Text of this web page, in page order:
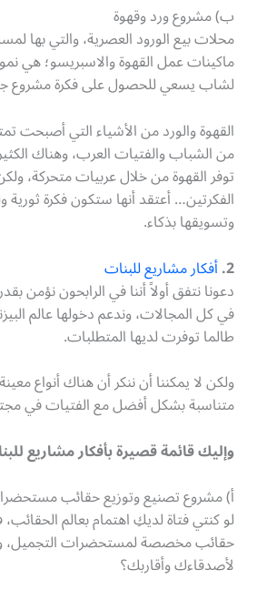
ب) مشروع ورد وقهوة
محلات بيع الورود العصرية، والتي بها
ماكينات عمل القهوة والاسبريسو؛ هي
لشاب يسعي للحصول على فكرة مشروع
القهوة والورد من الأشياء التي أصبحت
من الشباب والفتيات العرب، وهناك
توفر القهوة من خلال عربيات متحركة،
الفكرتين… أعتقد أنها ستكون فكرة
وتسويقها بذكاء.
2. أفكار مشاريع للبنات
دعونا نتفق أولاً أننا في الرابحون نؤمن
في كل المجالات، وندعم دخولها عالم
طالما توفرت لديها المتطلبات.
ولكن لا يمكننا أن ننكر أن هناك أنواع
متناسبة بشكل أفضل مع الفتيات في
وإليك قائمة قصيرة بأفكار مشاريع
أ) مشروع تصنيع وتوزيع حقائب
لو كنتي فتاة لديكِ اهتمام بعالم
حقائب مخصصة لمستحضرات التجميل،
لأصدقاءك وأقاربك؟